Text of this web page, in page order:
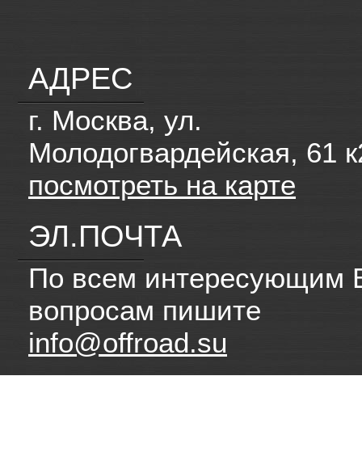
АДРЕС
г. Москва, ул.
Молодогвардейская, 61
посмотреть на карте
ЭЛ.ПОЧТА
По всем интересующим
вопросам пишите
info@offroad.su